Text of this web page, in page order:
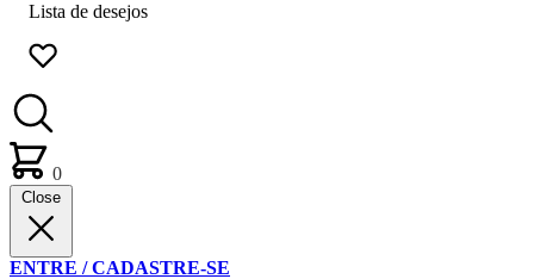
Lista de desejos
0
Close
ENTRE / CADASTRE-SE